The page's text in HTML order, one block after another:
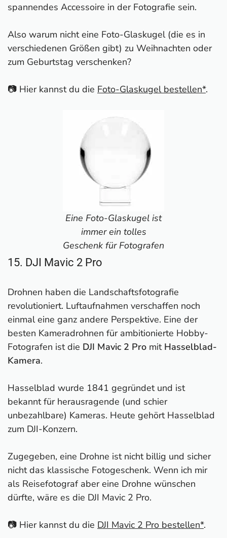
spannendes Accessoire in der Fotografie sein.
Also warum nicht eine Foto-Glaskugel (die es in
verschiedenen Größen gibt) zu Weihnachten oder
zum Geburtstag verschenken?
📷 Hier kannst du die Foto-Glaskugel bestellen*.
Eine Foto-Glaskugel ist
immer ein tolles
Geschenk für Fotografen
15. DJI Mavic 2 Pro
Drohnen haben die Landschaftsfotografie
revolutioniert. Luftaufnahmen verschaffen noch
einmal eine ganz andere Perspektive. Eine der
besten Kameradrohnen für ambitionierte Hobby-
Fotografen ist die DJI Mavic 2 Pro mit Hasselblad-
Kamera.
Hasselblad wurde 1841 gegründet und ist
bekannt für herausragende (und schier
unbezahlbare) Kameras. Heute gehört Hasselblad
zum DJI-Konzern.
Zugegeben, eine Drohne ist nicht billig und sicher
nicht das klassische Fotogeschenk. Wenn ich mir
als Reisefotograf aber eine Drohne wünschen
dürfte, wäre es die DJI Mavic 2 Pro.
📷 Hier kannst du die DJI Mavic 2 Pro bestellen*.